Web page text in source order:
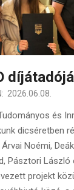
2026.06.08.
és
dicséretben
Noémi,
Pásztori László
projekt